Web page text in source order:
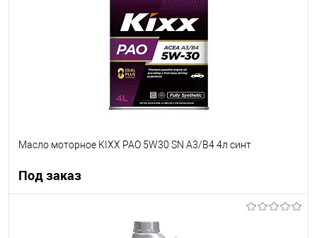
Недоступно
Масло моторное KIXX PAO 5W30 SN A3/B4 4л синт
Под заказ